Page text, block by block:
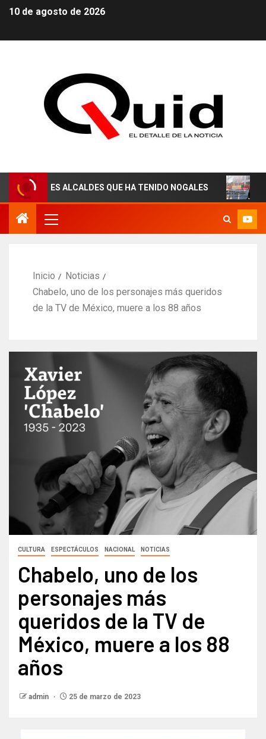
10 de agosto de 2026
ALCALDES QUE HA TENIDO NOGALES ¡AGUAS
Inicio
Noticias
Chabelo, uno de los personajes más queridos
de la TV de México, muere a los 88 años
CULTURA ESPECTÁCULOS NACIONAL NOTICIAS
Chabelo, uno de los
personajes más
queridos de la TV de
México, muere a los 88
años
admin 25 de marzo de 2023